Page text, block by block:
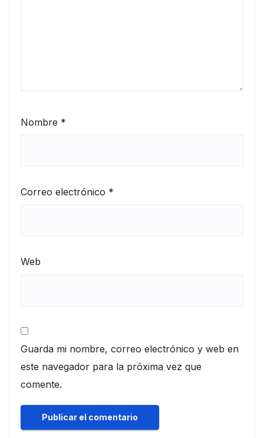
Nombre *
Correo electrónico *
Web
Guarda mi nombre, correo electrónico y web en
este navegador para la próxima vez que
comente.